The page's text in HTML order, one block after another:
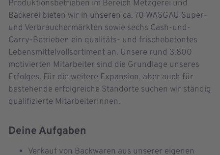
Produktionsbetrieben im Bereich Metzgerei und
Bäckerei bieten wir in unseren ca. 70 WASGAU Super-
und Verbrauchermärkten sowie sechs Cash-und-
Carry-Betrieben ein qualitäts- und frischebetontes
Lebensmittelvollsortiment an. Unsere rund 3.800
motivierten Mitarbeiter sind die Grundlage unseres
Erfolges. Für die weitere Expansion, aber auch für
bestehende erfolgreiche Standorte suchen wir ständig
qualifizierte MitarbeiterInnen.
Deine Aufgaben
Verkauf von Backwaren aus unserer eigenen